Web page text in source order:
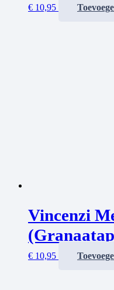
€ 10,95
Vincenzi
€ 10,95